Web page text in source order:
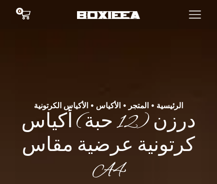
0
الرئيسية • المتجر • الأكياس • الأكياس الكرتونية
درزن (12 حبة) أكياس
كرتونية عرضية مقاس
A4